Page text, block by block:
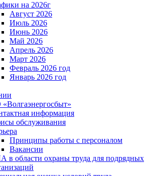
на 2026г
Август 2026
Июль 2026
Июнь 2026
Май 2026
Апрель 2026
Март 2026
Февраль 2026 год
Январь 2026 год
информация
обслуживания
Принципы работы с персоналом
Вакансии
в области охраны труда для подрядных